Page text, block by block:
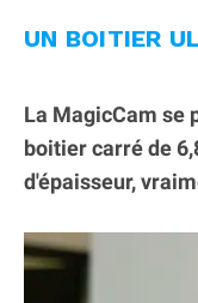
UN BOITIER
La MagicCam se
boitier carré de
d'épaisseur,